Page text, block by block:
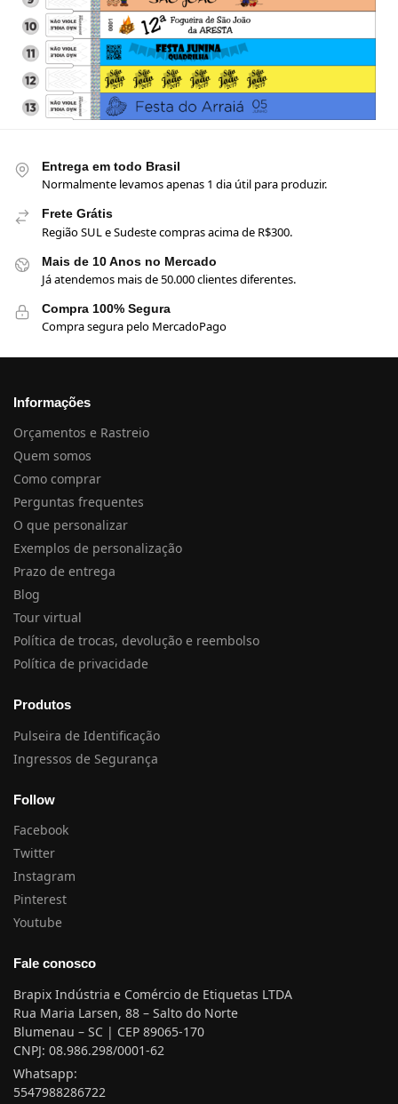
Entrega em todo Brasil
Normalmente levamos apenas 1 dia útil para produzir.
Frete Grátis
Região SUL e Sudeste compras acima de R$300.
Mais de 10 Anos no Mercado
Já atendemos mais de 50.000 clientes diferentes.
Compra 100% Segura
Compra segura pelo MercadoPago
Informações
Orçamentos e Rastreio
Quem somos
Como comprar
Perguntas frequentes
O que personalizar
Exemplos de personalização
Prazo de entrega
Blog
Tour virtual
Política de trocas, devolução e reembolso
Política de privacidade
Produtos
Pulseira de Identificação
Ingressos de Segurança
Follow
Facebook
Twitter
Instagram
Pinterest
Youtube
Fale conosco
Brapix Indústria e Comércio de Etiquetas LTDA
Rua Maria Larsen, 88 – Salto do Norte
Blumenau – SC | CEP 89065-170
CNPJ: 08.986.298/0001-62
Whatsapp:
5547988286722